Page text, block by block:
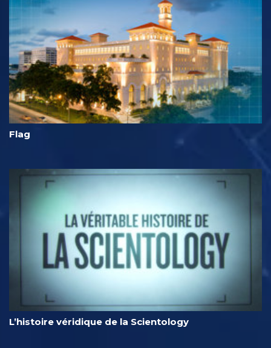
Flag
L’histoire véridique de la Scientology